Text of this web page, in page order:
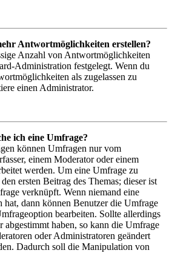
Antwortmöglichkeiten erstellen?
Anzahl von Antwortmöglichkeiten
Administration festgelegt. Wenn du
als zugelassen zu
einen Administrator.
ich eine Umfrage?
können Umfragen nur vom
einem Moderator oder einem
werden. Um eine Umfrage zu
ersten Beitrag des Themas; dieser ist
verknüpft. Wenn niemand eine
hat, dann können Benutzer die Umfrage
bearbeiten. Sollte allerdings
abgestimmt haben, so kann die Umfrage
oder Administratoren geändert
Dadurch soll die Manipulation von